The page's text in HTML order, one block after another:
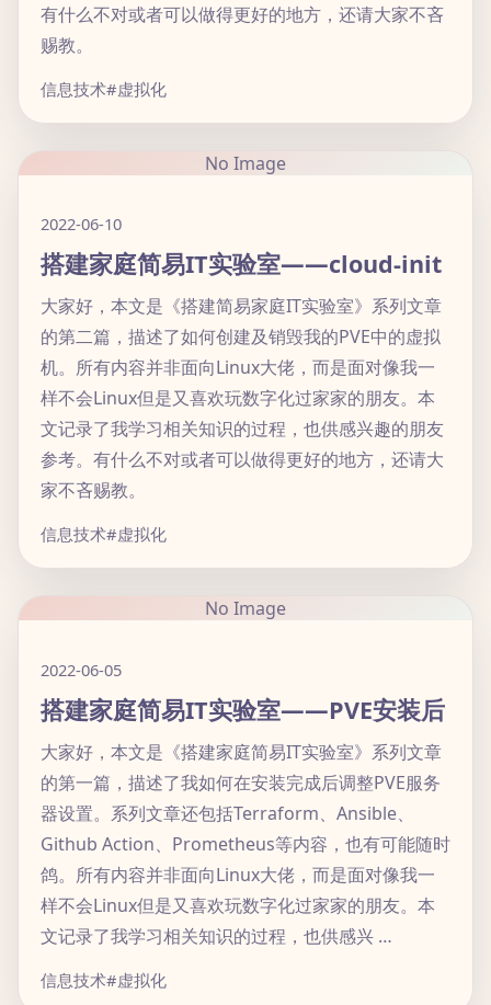
有什么不对或者可以做得更好的地方，还请大家不吝
赐教。
信息技术#虚拟化
No Image
2022-06-10
搭建家庭简易IT实验室——cloud-init
大家好，本文是《搭建简易家庭IT实验室》系列文章
的第二篇，描述了如何创建及销毁我的PVE中的虚拟
机。所有内容并非面向Linux大佬，而是面对像我一
样不会Linux但是又喜欢玩数字化过家家的朋友。本
文记录了我学习相关知识的过程，也供感兴趣的朋友
参考。有什么不对或者可以做得更好的地方，还请大
家不吝赐教。
信息技术#虚拟化
No Image
2022-06-05
搭建家庭简易IT实验室——PVE安装后
大家好，本文是《搭建家庭简易IT实验室》系列文章
的第一篇，描述了我如何在安装完成后调整PVE服务
器设置。系列文章还包括Terraform、Ansible、
Github Action、Prometheus等内容，也有可能随时
鸽。所有内容并非面向Linux大佬，而是面对像我一
样不会Linux但是又喜欢玩数字化过家家的朋友。本
文记录了我学习相关知识的过程，也供感兴 …
信息技术#虚拟化